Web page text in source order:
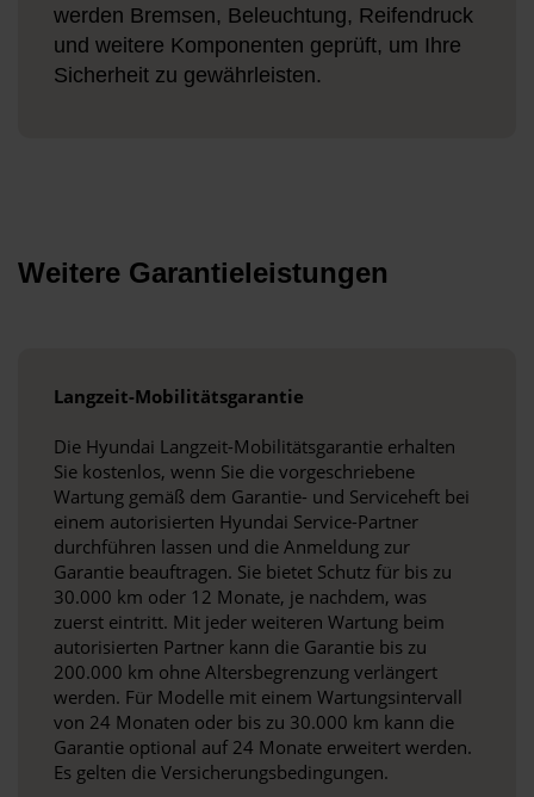
werden Bremsen, Beleuchtung, Reifendruck
und weitere Komponenten geprüft, um Ihre
Sicherheit zu gewährleisten.
Weitere Garantieleistungen
Langzeit-Mobilitätsgarantie
Die Hyundai Langzeit-Mobilitätsgarantie erhalten
Sie kostenlos, wenn Sie die vorgeschriebene
Wartung gemäß dem Garantie- und Serviceheft bei
einem autorisierten Hyundai Service-Partner
durchführen lassen und die Anmeldung zur
Garantie beauftragen. Sie bietet Schutz für bis zu
30.000 km oder 12 Monate, je nachdem, was
zuerst eintritt. Mit jeder weiteren Wartung beim
autorisierten Partner kann die Garantie bis zu
200.000 km ohne Altersbegrenzung verlängert
werden. Für Modelle mit einem Wartungsintervall
von 24 Monaten oder bis zu 30.000 km kann die
Garantie optional auf 24 Monate erweitert werden.
Es gelten die Versicherungsbedingungen.